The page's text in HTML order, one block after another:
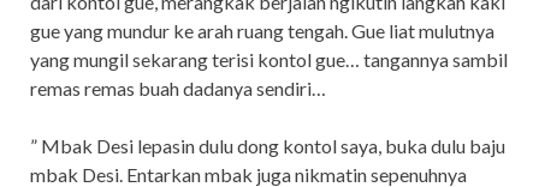
gue yang mundur ke arah ruang tengah. Gue liat mulutnya
yang mungil sekarang terisi kontol gue… tangannya sambil
remas remas buah dadanya sendiri…
” Mbak Desi lepasin dulu dong kontol saya, buka dulu baju
mbak Desi. Entarkan mbak juga nikmatin sepenuhnya